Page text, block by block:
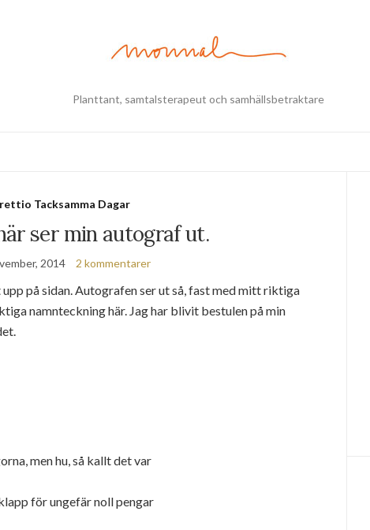
Planttant, samtalsterapeut och samhällsbetraktare
Tacksamma Dagar
ser min autograf ut.
2014 2 kommentarer
på sidan. Autografen ser ut så, fast med mitt riktiga
namnteckning här. Jag har blivit bestulen på min
men hu, så kallt det var
för ungefär noll pengar